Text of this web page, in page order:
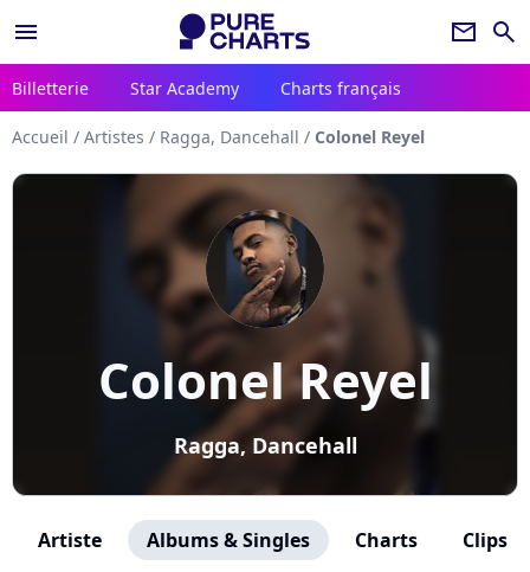
menu newsletter search
Billetterie Star Academy Charts français
Accueil / Artistes / Ragga, Dancehall / Colonel Reyel
Colonel Reyel
Ragga, Dancehall
Artiste Albums & Singles Charts Clips